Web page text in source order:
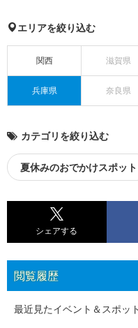
エリアを絞り込む
関西 滋賀県
兵庫県 奈良県
カテゴリを絞り込む
夏休みのおでかけスポット
シェアする
閲覧履歴
最近見たイベント＆スポッ